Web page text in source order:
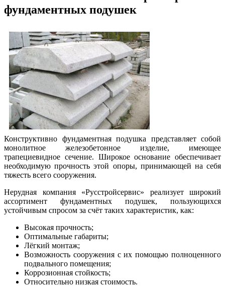
фундаментных подушек
Конструктивно фундаментная подушка представляет собой
монолитное железобетонное изделие, имеющее
трапециевидное сечение. Широкое основание обеспечивает
необходимую прочность этой опоры, принимающей на себя
тяжесть всего сооружения.
Нерудная компания «Русстройсервис» реализует широкий
ассортимент фундаментных подушек, пользующихся
устойчивым спросом за счёт таких характеристик, как:
Высокая прочность;
Оптимальные габариты;
Лёгкий монтаж;
Возможность сооружения с их помощью полноценного
подвального помещения;
Коррозионная стойкость;
Относительно низкая стоимость.